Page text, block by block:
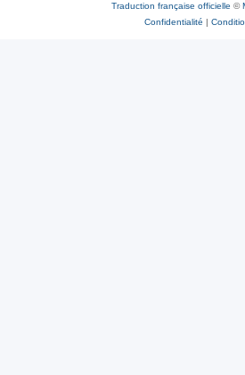
Traduction française officielle ©
Confidentialité |